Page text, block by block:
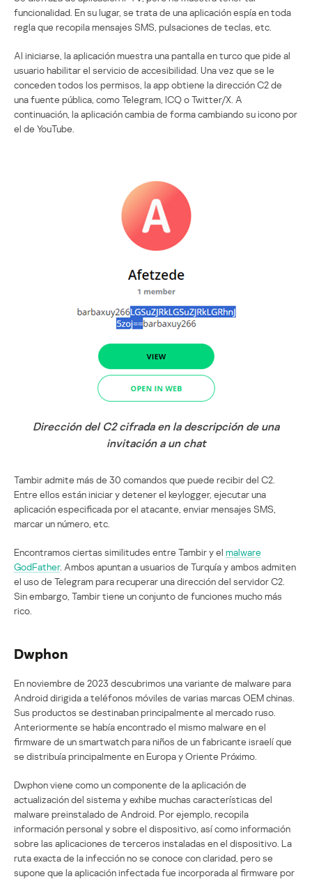
funcionalidad. En su lugar, se trata de una aplicación espía en toda
regla que recopila mensajes SMS, pulsaciones de teclas, etc.
Al iniciarse, la aplicación muestra una pantalla en turco que pide al
usuario habilitar el servicio de accesibilidad. Una vez que se le
conceden todos los permisos, la app obtiene la dirección C2 de
una fuente pública, como Telegram, ICQ o Twitter/X. A
continuación, la aplicación cambia de forma cambiando su icono por
el de YouTube.
Dirección del C2 cifrada en la descripción de una
invitación a un chat
Tambir admite más de 30 comandos que puede recibir del C2.
Entre ellos están iniciar y detener el keylogger, ejecutar una
aplicación especificada por el atacante, enviar mensajes SMS,
marcar un número, etc.
Encontramos ciertas similitudes entre Tambir y el malware
GodFather. Ambos apuntan a usuarios de Turquía y ambos admiten
el uso de Telegram para recuperar una dirección del servidor C2.
Sin embargo, Tambir tiene un conjunto de funciones mucho más
rico.
Dwphon
En noviembre de 2023 descubrimos una variante de malware para
Android dirigida a teléfonos móviles de varias marcas OEM chinas.
Sus productos se destinaban principalmente al mercado ruso.
Anteriormente se había encontrado el mismo malware en el
firmware de un smartwatch para niños de un fabricante israelí que
se distribuía principalmente en Europa y Oriente Próximo.
Dwphon viene como un componente de la aplicación de
actualización del sistema y exhibe muchas características del
malware preinstalado de Android. Por ejemplo, recopila
información personal y sobre el dispositivo, así como información
sobre las aplicaciones de terceros instaladas en el dispositivo. La
ruta exacta de la infección no se conoce con claridad, pero se
supone que la aplicación infectada fue incorporada al firmware por